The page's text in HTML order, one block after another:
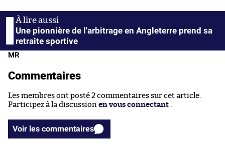
Une pionnière de l'arbitrage en Angleterre prend sa
retraite sportive
MR
Commentaires
Les membres ont posté 2 commentaires sur cet article.
Participez à la discussion en vous connectant
Voir les commentaires